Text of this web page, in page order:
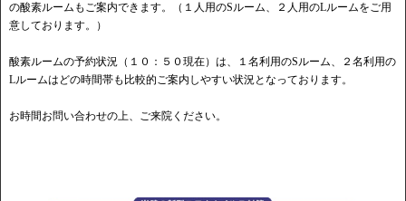
の酸素ルームもご案内できます。（１人用のSルーム、２人用のLルームをご用
意しております。）
酸素ルームの予約状況（１０：５０現在）は、１名利用のSルーム、２名利用の
Lルームはどの時間帯も比較的ご案内しやすい状況となっております。
お時間お問い合わせの上、ご来院ください。